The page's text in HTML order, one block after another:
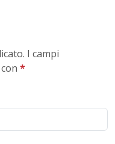
I campi
*